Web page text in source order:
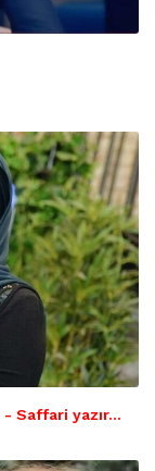
- Saffari yazır…